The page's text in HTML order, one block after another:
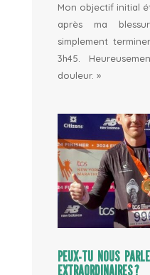
Mon objectif initial
après ma
simplement
3h45.
douleur. »
PEUX-TU NOUS
EXTRAORDINAIRES ?